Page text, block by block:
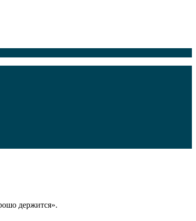
держится».